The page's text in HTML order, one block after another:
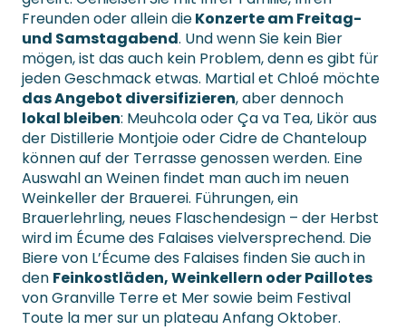
Freunden oder allein dieKonzerte am Freitag-
und Samstagabend. Und wenn Sie kein Bier
mögen, ist das auch kein Problem, denn es gibt für
jeden Geschmack etwas. Martial et Chloé möchte
das Angebot diversifizieren, aber dennoch
lokal bleiben: Meuhcola oder Ça va Tea, Likör aus
der Distillerie Montjoie oder Cidre de Chanteloup
können auf der Terrasse genossen werden. Eine
Auswahl an Weinen findet man auch im neuen
Weinkeller der Brauerei. Führungen, ein
Brauerlehrling, neues Flaschendesign – der Herbst
wird im Écume des Falaises vielversprechend. Die
Biere von L’Écume des Falaises finden Sie auch in
den Feinkostläden, Weinkellern oder Paillotes
von Granville Terre et Mer sowie beim Festival
Toute la mer sur un plateau Anfang Oktober.